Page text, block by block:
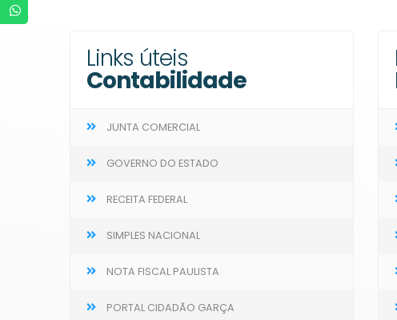
Links úteis
Contabilidade
JUNTA COMERCIAL
GOVERNO DO ESTADO
RECEITA FEDERAL
SIMPLES NACIONAL
NOTA FISCAL PAULISTA
PORTAL CIDADÃO GARÇA